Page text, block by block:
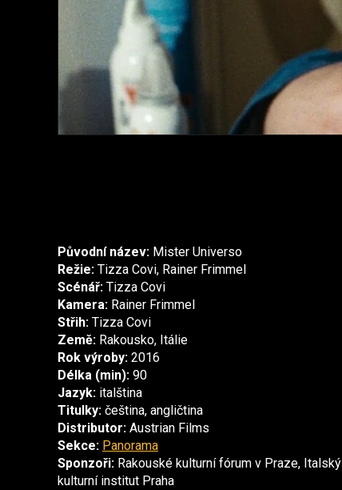
Původní název: Mister Universo
Režie: Tizza Covi, Rainer Frimmel
Scénář: Tizza Covi
Kamera: Rainer Frimmel
Střih: Tizza Covi
Země: Rakousko, Itálie
Rok výroby: 2016
Délka (min): 90
Jazyk: italština
Titulky: čeština, angličtina
Distributor: Austrian Films
Sekce: Panorama
Sponzoři: Rakouské kulturní fórum v Praze, Italský
kulturní institut Praha